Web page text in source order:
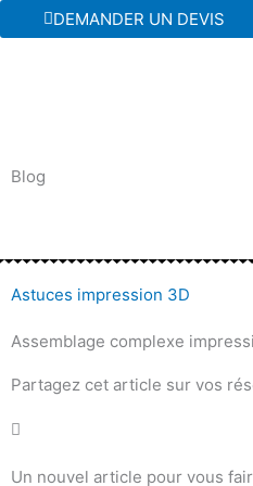
au
DEMANDER UN DEVIS
Blog
Astuces impression 3D
Assemblage complexe
Partagez cet article sur vos
Un nouvel article pour vous